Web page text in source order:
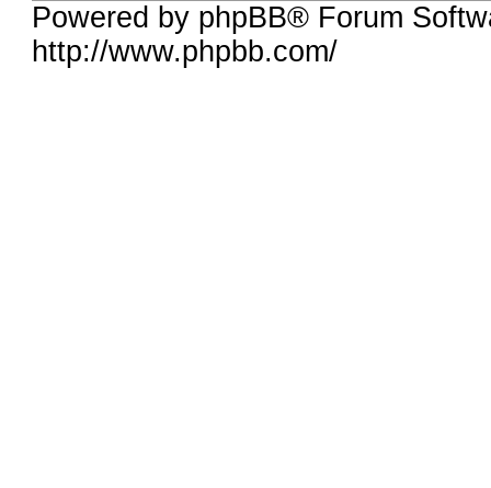
Powered by phpBB® Forum
http://www.phpbb.com/